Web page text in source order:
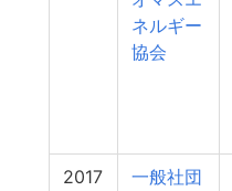
ネルギー
協会
2017
一般社団